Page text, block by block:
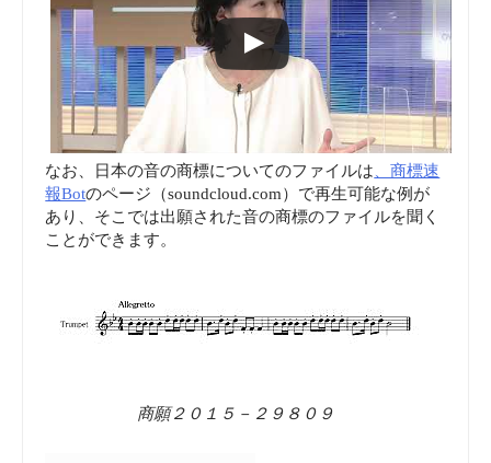
なお、日本の音の商標についてのファイルは 、商標速
報Botのページ（soundcloud.com）で再生可能な例が
あり、そこでは出願された音の商標のファイルを聞く
ことができます。
商願２０１５－２９８０９